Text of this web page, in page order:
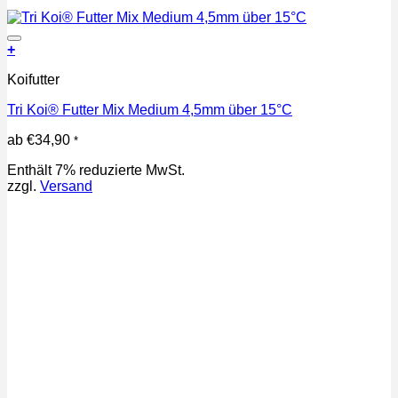
+
Produkt
mehrere
auf.
Optionen
können
Koifutter
Tri Koi® Futter Mix Medium 4,5mm über 15°C
ab €34,90 *
Enthält 7% reduzierte MwSt.
zzgl. Versand